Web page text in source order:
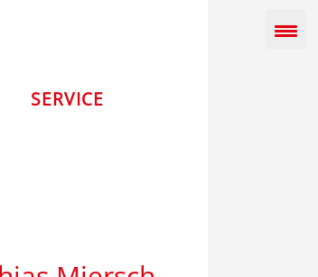
SERVICE